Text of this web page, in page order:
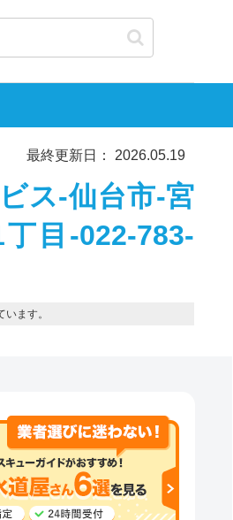
最終更新日： 2026.05.19
ス-仙台市-宮
目-022-783-
ます。